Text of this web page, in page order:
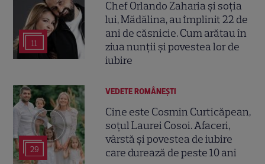
11
Chef Orlando Zaharia și soția
lui, Mădălina, au împlinit 22 de
ani de căsnicie. Cum arătau în
ziua nunții și povestea lor de
iubire
29
VEDETE ROMÂNEŞTI
Cine este Cosmin Curticăpean,
soțul Laurei Cosoi. Afaceri,
vârstă și povestea de iubire
care durează de peste 10 ani